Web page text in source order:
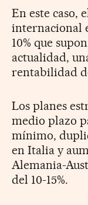
En este caso,
internacional
10% que
actualidad,
rentabilidad
Los planes
medio plazo
mínimo,
en Italia y
Alemania-
del 10-15%.